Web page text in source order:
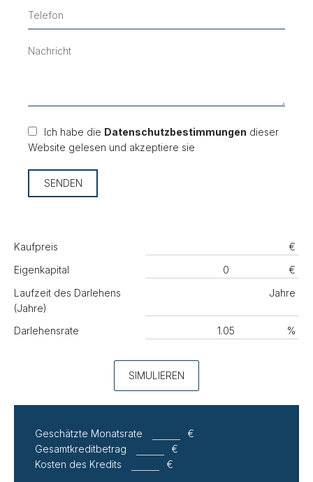
Ich habe die Datenschutzbestimmungen dieser
Website gelesen und akzeptiere sie
SENDEN
Kaufpreis
€
Eigenkapital
€
Laufzeit des Darlehens
(Jahre)
Jahre
Darlehensrate %
SIMULIEREN
Geschätzte Monatsrate
€
Gesamtkreditbetrag
€
Kosten des Kredits
€